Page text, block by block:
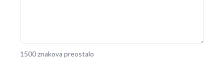
1500 znakova preostalo